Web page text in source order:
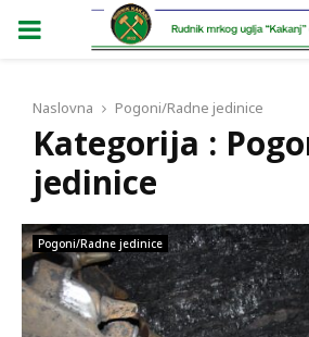
PRIMARY
Naslovna Pogoni/Radne jedinice
Kategorija :
jedinice
Pogoni/Radne jedinice